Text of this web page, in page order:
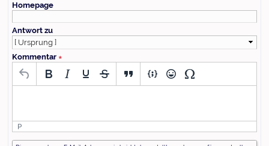
Homepage
Antwort zu
Kommentar ∗
P
Was